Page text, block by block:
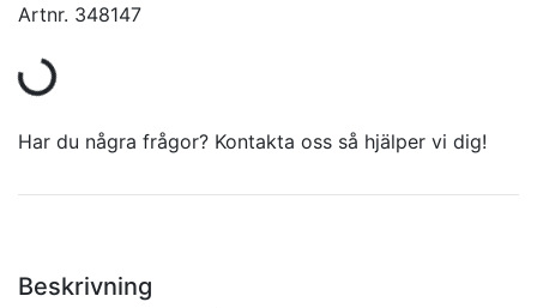
Artnr. 348147
Har du några frågor? Kontakta oss så hjälper vi dig!
Beskrivning